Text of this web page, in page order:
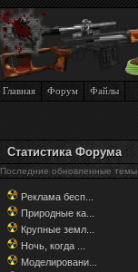
Главная Форум Файлы
Статистика Форума
Последние обновленные темы
Реклама бесп...
Природные ка...
Крупные земл...
Ночь, когда ...
Моделировани...